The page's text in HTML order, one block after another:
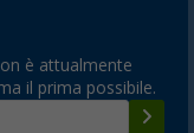
è attualmente
il prima possibile.